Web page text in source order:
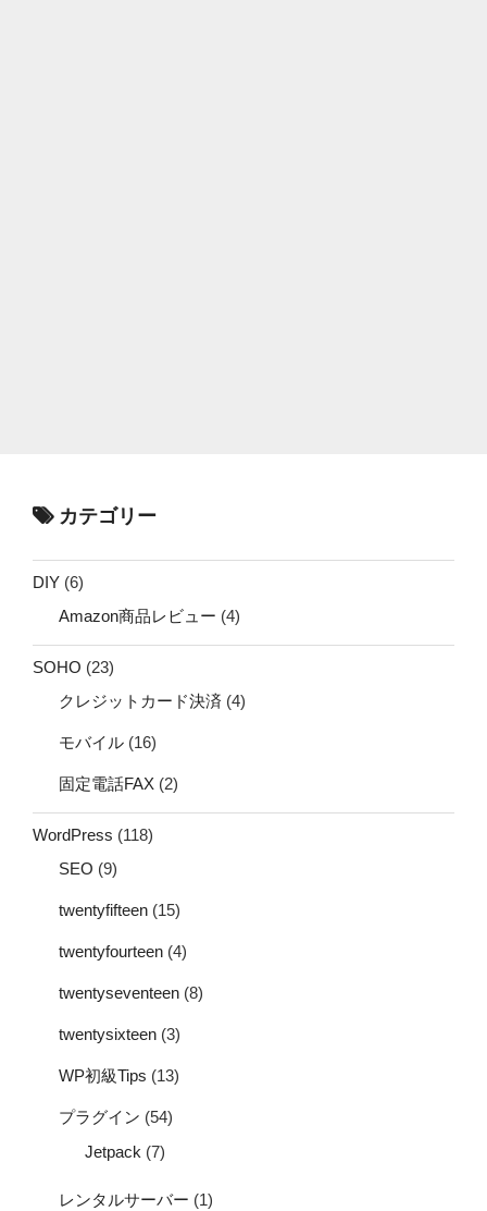
カテゴリー
DIY (6)
Amazon商品レビュー (4)
SOHO (23)
クレジットカード決済 (4)
モバイル (16)
固定電話FAX (2)
WordPress (118)
SEO (9)
twentyfifteen (15)
twentyfourteen (4)
twentyseventeen (8)
twentysixteen (3)
WP初級Tips (13)
プラグイン (54)
Jetpack (7)
レンタルサーバー (1)